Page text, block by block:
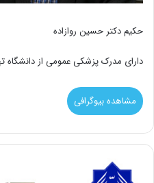
حکیم دکتر حسین روازاده
دارای مدرک پزشکی عمومی از دانشگاه
مشاهده بیوگرافی